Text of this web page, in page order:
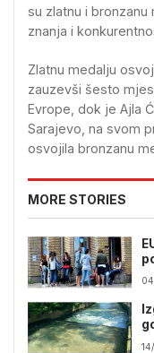
su zlatnu i
znanja i
Zlatnu medalju
zauzevši šesto
Evrope, dok je Ajla
Sarajevo, na svom
osvojila bronzanu
MORE STORIES